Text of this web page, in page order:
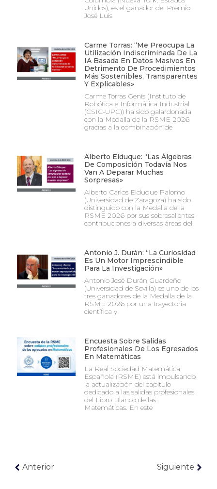
Unidos), es el ganador del Premio
José Luis
Carme Torras: “Me Preocupa La
Utilización Indiscriminada De La
IA Basada En Datos Masivos En
Detrimento De Procedimientos
Más Sostenibles, Transparentes
Y Explicables»
Carme Torras Genís (Instituto de
Robótica e Informática Industrial
(CSIC-UPC)) ha sido galardonada
con la Medalla de la RSME 2026
gracias a la combinación de
Alberto Elduque: “Las Álgebras
De Composición Todavía Nos
Van A Deparar Muchas
Sorpresas»
Alberto Carlos Elduque Palomo
(Universidad de Zaragoza) ha sido
distinguido con la Medalla de la
RSME 2026 por sus sobresalientes
contribuciones a diversas áreas del
Antonio J. Durán: “La Curiosidad
Es Un Motor Imprescindible
Para La Investigación»
Antonio José Durán Guardeño
(Universidad de Sevilla) es uno de los
tres ganadores de la Medalla de la
RSME 2026 por una trayectoria
científica y
Encuesta Sobre Salidas
Profesionales De Los Egresados
En Matemáticas
La Real Sociedad Matemática
Española (RSME) está impulsando
la actualización del capítulo
dedicado a las salidas profesionales
del Libro Blanco de las
Matemáticas. En este
Anterior Siguiente